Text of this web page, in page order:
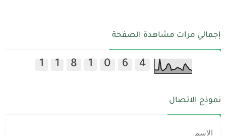
إجمالي مرات مشاهدة الصفحة
1 1 8 1 0 6 4
نموذج الاتصال